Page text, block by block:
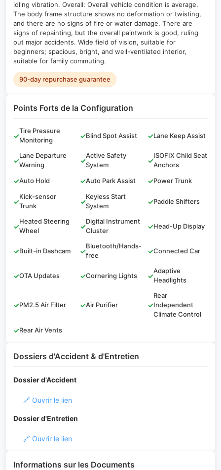
idling vibration. Overall: Overall vehicle condition is average.
The body frame structure shows no deformation or twisting,
and there are no signs of fire or water damage. There are
signs of repainting, but the overall paintwork is good, ruling
out major accidents. Wide field of vision, suitable for
beginners; spacious, bright, and well-ventilated interior,
suitable for family commuting.
90-day repurchase guarantee
Points Forts de la Configuration
✓
Tire Pressure
Monitoring
✓Blind Spot Assist ✓Lane Keep Assist
✓
Lane Departure
Warning
✓
Active Safety
System
✓
ISOFIX Child Seat
Anchors
✓Auto Hold ✓Auto Park Assist ✓Power Trunk
✓
Kick-sensor
Trunk
✓
Keyless Start
System
✓Paddle Shifters
✓
Heated Steering
Wheel
✓
Digital Instrument
Cluster
✓Head-Up Display
✓Built-in Dashcam ✓
Bluetooth/Hands-
free
✓Connected Car
✓OTA Updates ✓Cornering Lights ✓
Adaptive
Headlights
✓PM2.5 Air Filter ✓Air Purifier ✓
Rear
Independent
Climate Control
✓Rear Air Vents
Dossiers d'Accident & d'Entretien
Dossier d'Accident
🔗 Ouvrir le lien
Dossier d'Entretien
🔗 Ouvrir le lien
Informations sur les Documents